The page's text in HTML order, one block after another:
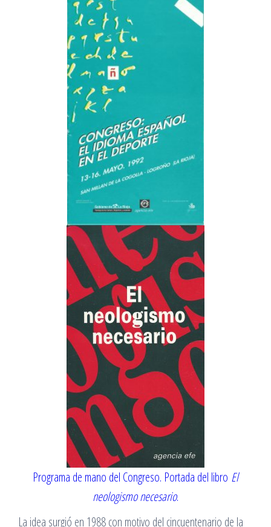
Programa de mano del Congreso. Portada del libro El
neologismo necesario.
La idea surgió en 1988 con motivo del cincuentenario de la